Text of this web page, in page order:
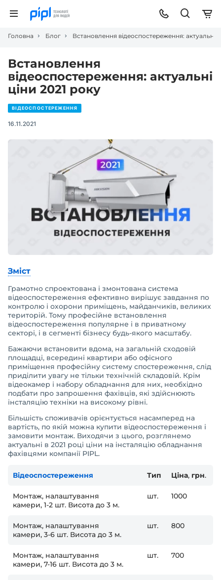
Головна Блог Встановлення відеоспостереження: актуальні
Встановлення
відеоспостереження: актуальні
ціни 2021 року
ВІДЕОСПОСТЕРЕЖЕННЯ
16.11.2021
Зміст
Грамотно спроектована і змонтована система
відеоспостереження ефективно вирішує завдання по
контролю і охорони приміщень, майданчиків, великих
територій. Тому професійне встановлення
відеоспостереження популярне і в приватному
секторі, і в сегменті бізнесу будь-якого масштабу.
Бажаючи встановити вдома, на загальній сходовій
площадці, всередині квартири або офісного
приміщення професійну систему спостереження, слід
приділити увагу не тільки технічній складовій. Крім
відеокамер і набору обладнання для них, необхідно
подбати про запрошення фахівців, які здійснюють
інсталяцію техніки на високому рівні.
Більшість споживачів орієнтується насамперед на
вартість, по якій можна купити відеоспостереження і
замовити монтаж. Виходячи з цього, розглянемо
актуальні в 2021 році ціни на інсталяцію обладнання
фахівцями компанії PIPL.
Відеоспостереження Тип Ціна, грн.
Монтаж, налаштування
камери, 1-2 шт. Висота до 3 м.
шт. 1000
Монтаж, налаштування
камери, 3-6 шт. Висота до 3 м.
шт. 800
Монтаж, налаштування
камери, 7-16 шт. Висота до 3 м.
шт. 700